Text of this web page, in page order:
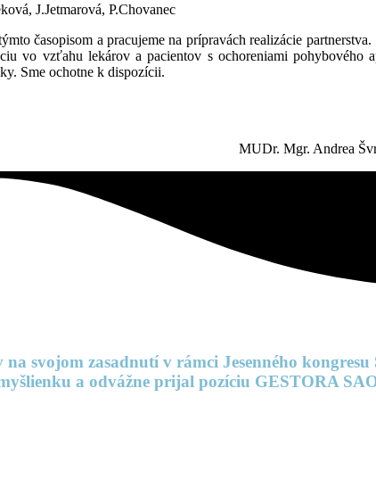
J.Jetmarová, P.Chovanec
časopisom a pracujeme na prípravách realizácie
vo vzťahu lekárov a pacientov s ochoreniami pohybového
Sme ochotne k dispozícii.
MUDr. Mgr. Andrea
svojom zasadnutí v rámci Jesenného kongresu
a odvážne prijal pozíciu GESTORA